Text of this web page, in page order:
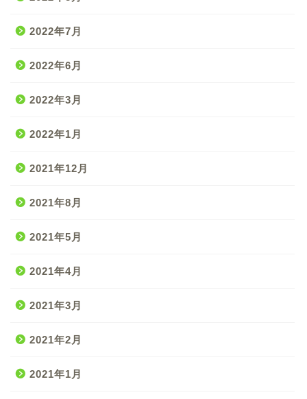
2022年7月
2022年6月
2022年3月
2022年1月
2021年12月
2021年8月
2021年5月
2021年4月
2021年3月
2021年2月
2021年1月